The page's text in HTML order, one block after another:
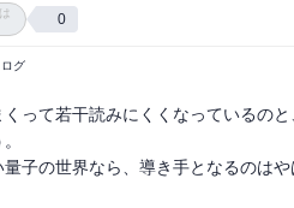
0
グ
って若干読みにくくなっているの
子の世界なら、導き手となるのは